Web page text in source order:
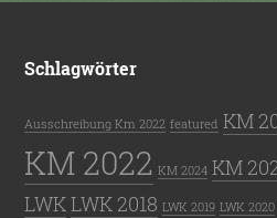
Schlagwörter
Ausschreibung Km 2022 featured KM
KM 2022 KM 2024 KM
LWKLWK 2018 LWK 2019 LWK 2020